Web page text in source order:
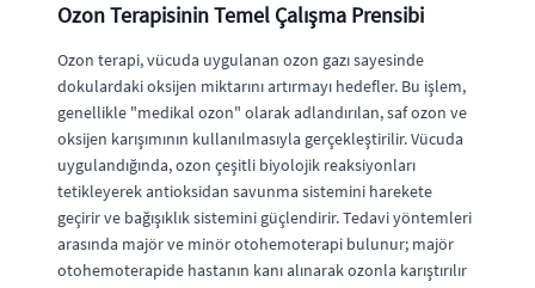
Ozon Terapisinin Temel Çalışma Prensibi
Ozon terapi, vücuda uygulanan ozon gazı sayesinde
dokulardaki oksijen miktarını artırmayı hedefler. Bu işlem,
genellikle "medikal ozon" olarak adlandırılan, saf ozon ve
oksijen karışımının kullanılmasıyla gerçekleştirilir. Vücuda
uygulandığında, ozon çeşitli biyolojik reaksiyonları
tetikleyerek antioksidan savunma sistemini harekete
geçirir ve bağışıklık sistemini güçlendirir. Tedavi yöntemleri
arasında majör ve minör otohemoterapi bulunur; majör
otohemoterapide hastanın kanı alınarak ozonla karıştırılır